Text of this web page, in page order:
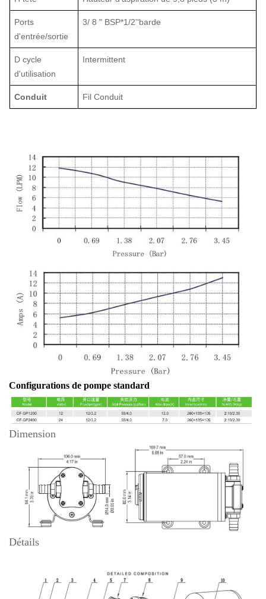
Ports
d'entrée/sortie
3/ 8 " BSP*1/2''barde
D cycle
d'utilisation
Intermittent
Conduit Fil Conduit
Configurations de pompe standard
Dimension
Détails